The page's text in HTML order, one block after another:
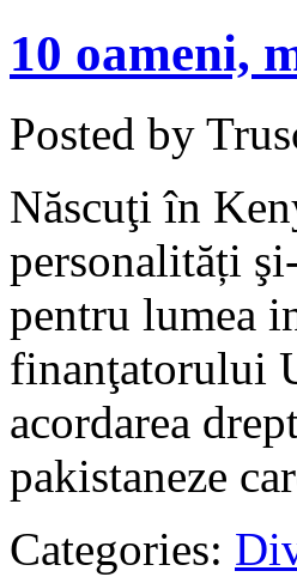
10 oameni,
Posted by
Născuţi în
personalități
pentru lumea
finanţatorului
acordarea
pakistaneze
Categories: